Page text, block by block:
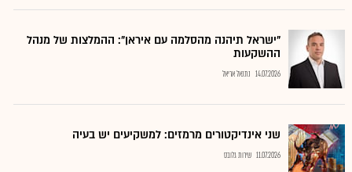
"ישראל תיהנה מהסלמה עם איראן": ההמלצות של מנהל
ההשקעות
14.07.2026 נתנאל אריאל
שני אינדיקטורים מרמזים: למשקיעים יש בעיה
11.07.2026 שירות גלובס